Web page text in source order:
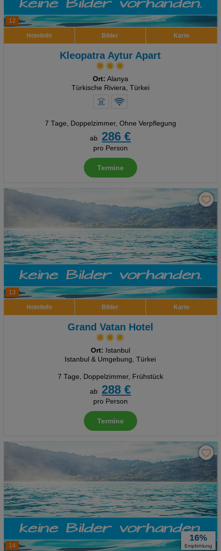
12
Hotelinfo Bilder Karte
Kleopatra Aytur Apart
Ort: Alanya
Türkische Riviera, Türkei
7 Tage, Doppelzimmer, Ohne Verpflegung
ab
286 €
pro Person
Termine
13
Hotelinfo Bilder Karte
Grand Vatan Hotel
Ort: Istanbul
Istanbul & Umgebung, Türkei
7 Tage, Doppelzimmer, Frühstück
ab
288 €
pro Person
Termine
14
16%
Empfehlung